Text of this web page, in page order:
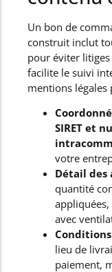
Un bon de
construit inclut
pour éviter
facilite le suivi
mentions légales
SIRET et
votre
Détail des
quantité
avec
lieu de
paiement,